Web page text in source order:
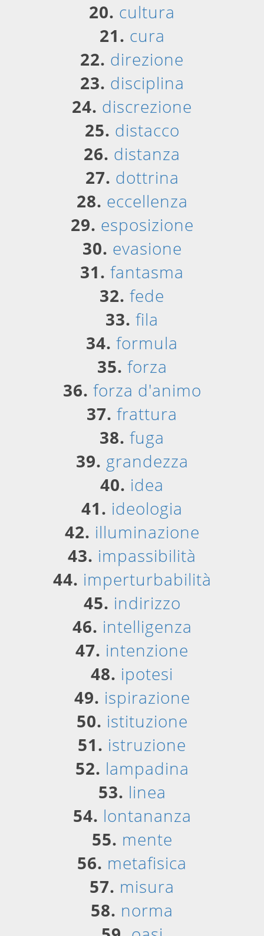
20. cultura
21. cura
22. direzione
23. disciplina
24. discrezione
25. distacco
26. distanza
27. dottrina
28. eccellenza
29. esposizione
30. evasione
31. fantasma
32. fede
33. fila
34. formula
35. forza
36. forza d'animo
37. frattura
38. fuga
39. grandezza
40. idea
41. ideologia
42. illuminazione
43. impassibilità
44. imperturbabilità
45. indirizzo
46. intelligenza
47. intenzione
48. ipotesi
49. ispirazione
50. istituzione
51. istruzione
52. lampadina
53. linea
54. lontananza
55. mente
56. metafisica
57. misura
58. norma